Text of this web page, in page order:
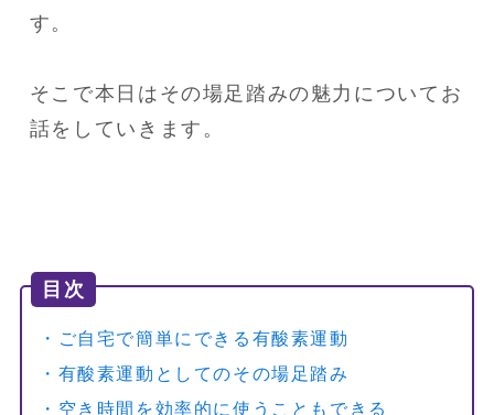
す。
そこで本日はその場足踏みの魅力についてお
話をしていきます。
目次
・ご自宅で簡単にできる有酸素運動
・有酸素運動としてのその場足踏み
・空き時間を効率的に使うこともできる